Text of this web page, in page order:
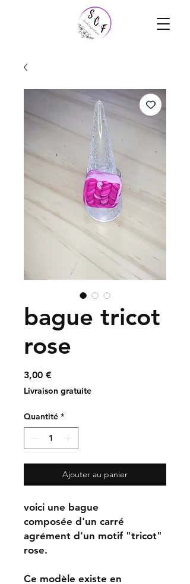
bague tricot
rose
3,00 €Prix
Livraison gratuite
Quantité *
Ajouter au panier
voici une bague
composée d'un carré
agrément d'un motif "tricot"
rose.
Ce modèle existe en